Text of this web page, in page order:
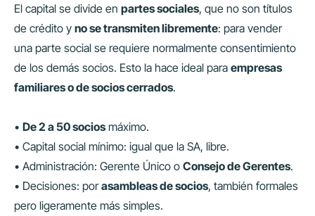
El capital se divide en partes sociales, que no son títulos
de crédito y no se transmiten libremente: para vender
una parte social se requiere normalmente consentimiento
de los demás socios. Esto la hace ideal para empresas
familiares o de socios cerrados.
• De 2 a 50 sociosmáximo.
• Capital social mínimo: igual que la SA, libre.
• Administración: Gerente Único o Consejo de Gerentes.
• Decisiones: porasambleas de socios, también formales
pero ligeramente más simples.